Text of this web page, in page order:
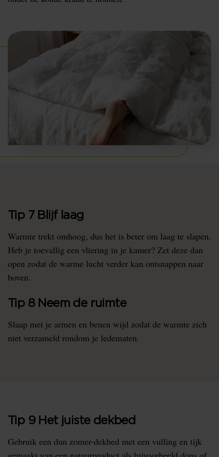
Tip 7 Blijf laag
Warmte trekt omhoog, dus het is beter om laag te slapen.
Heb je toevallig een vliering in je kamer? Zet deze dan
open zodat de warme lucht verder kan ontsnappen naar
boven.
Tip 8 Neem de ruimte
Slaap met je armen en benen wijd zodat de warmte zich
niet verzameld rondom je ledematen.
Tip 9 Het juiste dekbed
Gebruik een dun zomer-dekbed met een vulling en tijk